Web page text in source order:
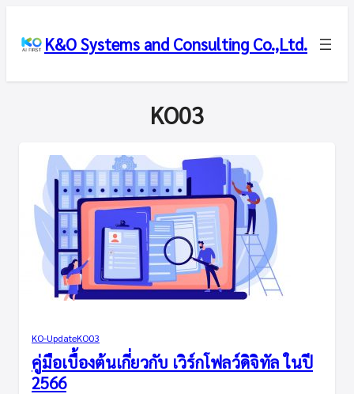
K&O Systems and Consulting Co.,Ltd.
KO03
KO-UpdateKO03
คู่มือเบื้องต้นเกี่ยวกับ เวิร์กโฟลว์ดิจิทัล ในปี
2566